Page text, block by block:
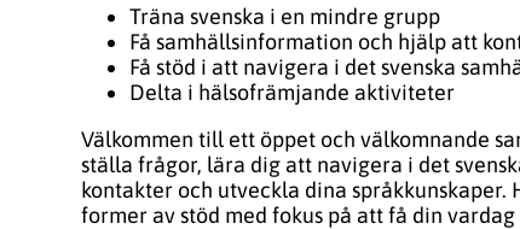
Träna svenska i en mindre grupp
Få samhällsinformation och hjälp att
Få stöd i att navigera i det svenska
Delta i hälsofrämjande aktiviteter
Välkommen till ett öppet och välkomnande
ställa frågor, lära dig att navigera i det
kontakter och utveckla dina språkkunskaper.
former av stöd med fokus på att få din